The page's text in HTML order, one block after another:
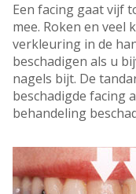
Een facing gaat vijf
mee. Roken en
verkleuring in de
beschadigen als u
nagels bijt. De
beschadigde facing
behandeling